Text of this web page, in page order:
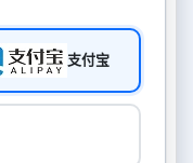
支付宝